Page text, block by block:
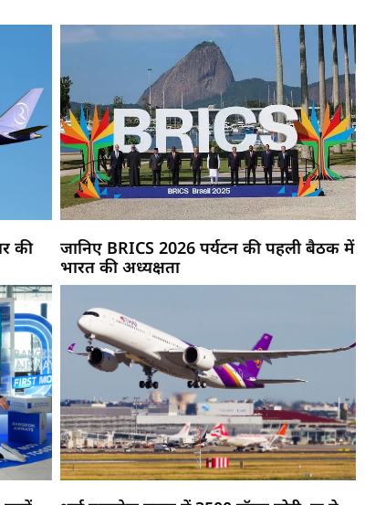
की
जानिए BRICS 2026 पर्यटन की पहली बैठक में
भारत की अध्यक्षता